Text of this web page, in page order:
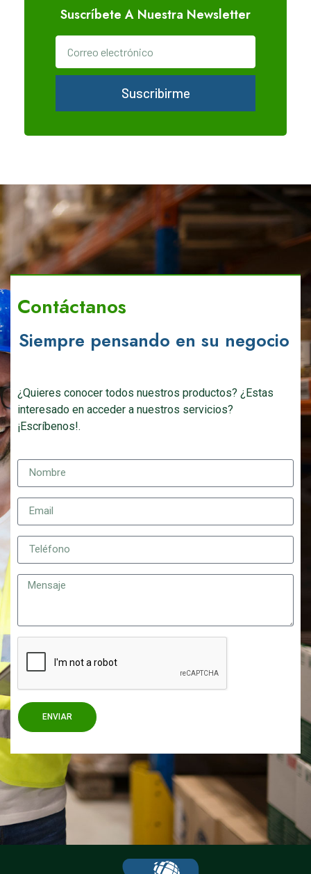
Suscríbete A Nuestra Newsletter
Suscribirme
Contáctanos
Siempre pensando en su negocio
¿Quieres conocer todos nuestros productos? ¿Estas
interesado en acceder a nuestros servicios?
¡Escríbenos!.
ENVIAR